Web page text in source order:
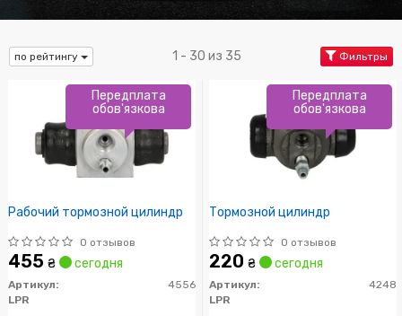
по рейтингу 1 - 30 из 35 Фильтры
Рабочий тормозной цилиндр
0 отзывов
455 ₴ сегодня
Артикул:
4556
LPR
Передплата
обов'язкова
Тормозной цилиндр
0 отзывов
220 ₴ сегодня
Артикул:
4248
LPR
Передплата
обов'язкова